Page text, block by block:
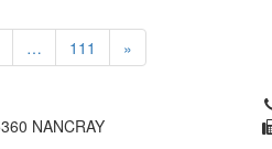
… 111 »
NANCRAY